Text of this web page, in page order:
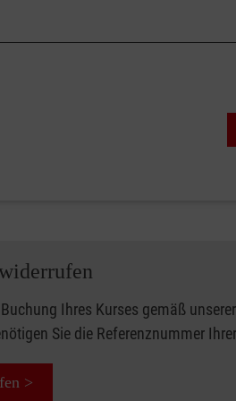
Ihres Kurses gemäß unserer
Sie die Referenznummer
>